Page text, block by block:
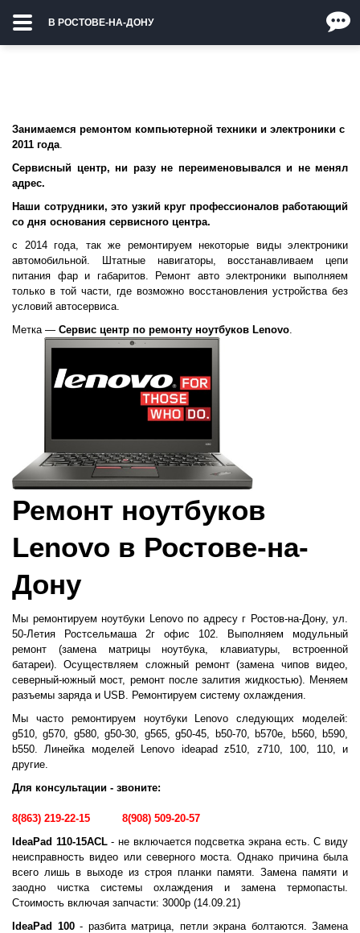
В РОСТОВЕ-НА-ДОНУ
Занимаемся ремонтом компьютерной техники и электроники с
2011 года.
Cервисный центр, ни разу не переименовывался и не менял
адрес.
Наши сотрудники, это узкий круг профессионалов работающий
со дня основания сервисного центра.
с 2014 года, так же ремонтируем некоторые виды электроники
автомобильной. Штатные навигаторы, восстанавливаем цепи
питания фар и габаритов. Ремонт авто электроники выполняем
только в той части, где возможно восстановления устройства без
условий автосервиса.
Метка — Сервис центр по ремонту ноутбуков Lenovo.
Ремонт ноутбуков
Lenovo в Ростове-на-
Дону
Мы ремонтируем ноутбуки Lenovo по адресу г Ростов-на-Дону, ул.
50-Летия Ростсельмаша 2г офис 102. Выполняем модульный
ремонт (замена матрицы ноутбука , клавиатуры, встроенной
батареи). Осуществляем сложный ремонт (замена чипов видео,
северный-южный мост, ремонт после залития жидкостью). Меняем
разъемы заряда и USB. Ремонтируем систему охлаждения.
Мы часто ремонтируем ноутбуки Lenovo следующих моделей:
g510, g570, g580, g50-30, g565, g50-45, b50-70, b570e, b560, b590,
b550. Линейка моделей Lenovo ideapad z510, z710, 100, 110, и
другие.
Для консультации - звоните:
8(863) 219-22-15
8(908) 509-20-57
IdeaPad 110-15ACL- не включается подсветка экрана есть. С виду
неисправность видео или северного моста. Однако причина была
всего лишь в выходе из строя планки памяти. Замена памяти и
заодно чистка системы охлаждения и замена термопасты.
Стоимость включая запчасти: 3000р (14.09.21)
IdeaPad 100 - разбита матрица, петли экрана болтаются. Замена